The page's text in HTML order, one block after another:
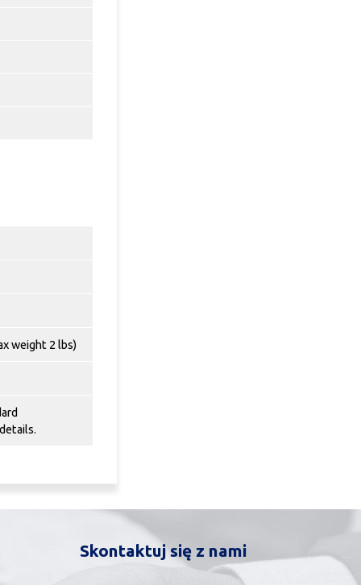
weight 2 lbs)
Skontaktuj się z nami